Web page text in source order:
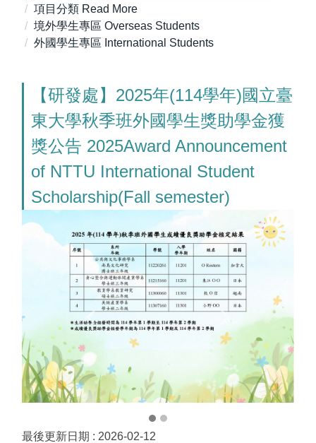
項目分類 Read More
境外學生專區 Overseas Students
外國學生專區 International Students
【研發處】2025年(114學年)國立臺
東大學秋季班外國學生獎助學金獲
獎公告 2025Award Announcement
of NTTU International Student
Scholarship(Fall semester)
最後更新日期 : 2026-02-12